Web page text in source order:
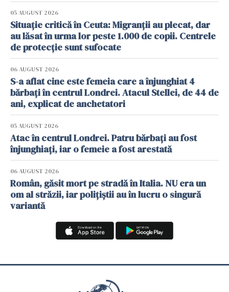
05 AUGUST 2026
Situație critică în Ceuta: Migranții au plecat, dar
au lăsat în urma lor peste 1.000 de copii. Centrele
de protecție sunt sufocate
06 AUGUST 2026
S-a aflat cine este femeia care a înjunghiat 4
bărbați în centrul Londrei. Atacul Stellei, de 44 de
ani, explicat de anchetatori
05 AUGUST 2026
Atac în centrul Londrei. Patru bărbați au fost
înjunghiați, iar o femeie a fost arestată
06 AUGUST 2026
Român, găsit mort pe stradă în Italia. NU era un
om al străzii, iar polițiștii au în lucru o singură
variantă